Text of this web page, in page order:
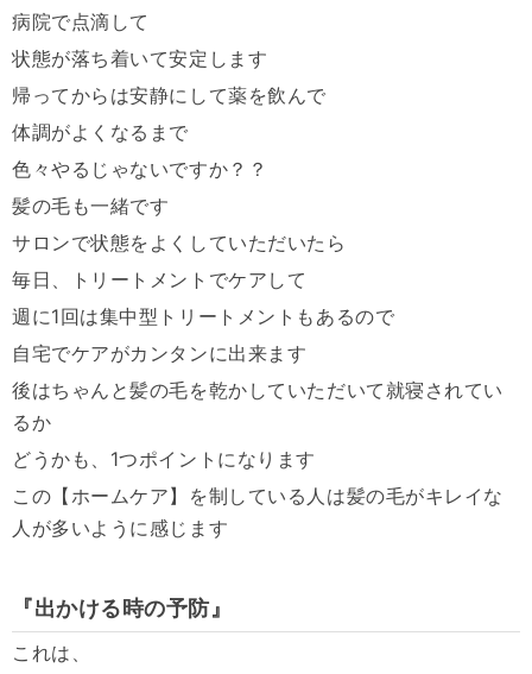
病院で点滴して
状態が落ち着いて安定します
帰ってからは安静にして薬を飲んで
体調がよくなるまで
色々やるじゃないですか？？
髪の毛も一緒です
サロンで状態をよくしていただいたら
毎日、トリートメントでケアして
週に1回は集中型トリートメントもあるので
自宅でケアがカンタンに出来ます
後はちゃんと髪の毛を乾かしていただいて就寝されてい
るか
どうかも、 1つポイントになります
この【ホームケア】 を制している人は髪の毛がキレイな
人が多いように感じます
『出かける時の予防』
これは、